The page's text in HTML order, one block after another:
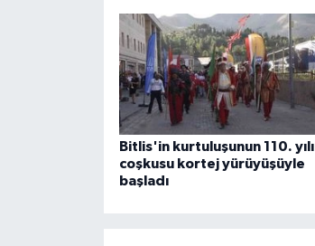
Bitlis'in kurtuluşunun 110. yılı
coşkusu kortej yürüyüşüyle
başladı